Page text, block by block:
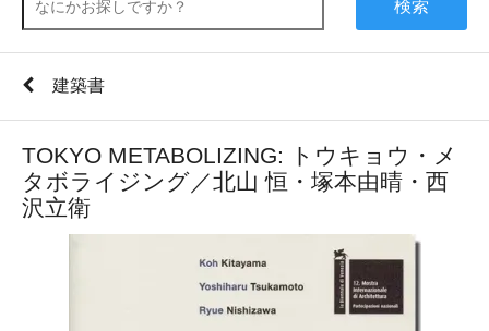
検索
建築書
TOKYO METABOLIZING: トウキョウ・メ
タボライジング／北山 恒・塚本由晴・西
沢立衛